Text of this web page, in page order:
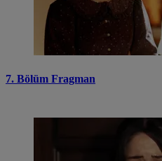
7. Bölüm Fragman